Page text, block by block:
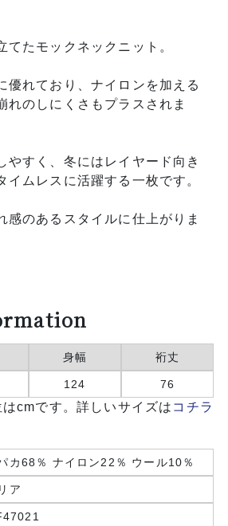
てたモックネックニット。
優れており、ナイロンを加える
れのしにくさもプラスされま
やすく、冬にはレイヤード向き
イムレスに活躍する一枚です。
感のあるスタイルに仕上がりま
身幅 裄丈
124 76
cmです。詳しいサイズは コチラ
カ68％ ナイロン22％ ウール10％
ア